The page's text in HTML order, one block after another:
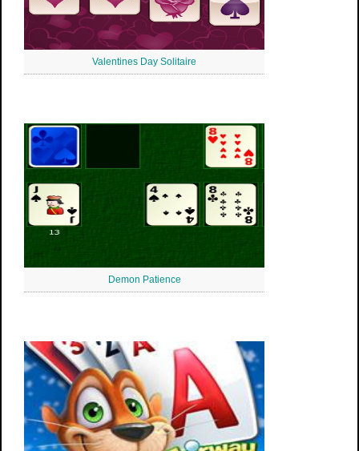
Valentines Day Solitaire
Demon Patience